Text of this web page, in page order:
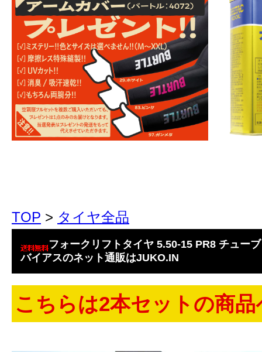
TOP > タイヤ全品
フォークリフトタイヤ 5.50-15 PR8 チュー
バイアスのネット通販はJUKO.IN
こちらは2本セットの商